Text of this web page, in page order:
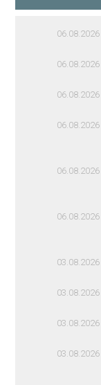
06.08.2026
06.08.2026
06.08.2026
06.08.2026
06.08.2026
06.08.2026
03.08.2026
03.08.2026
03.08.2026
03.08.2026